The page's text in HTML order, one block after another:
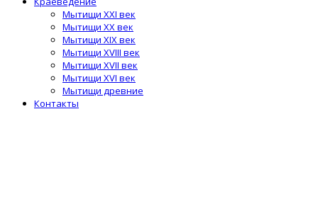
Мытищи XXI век
Мытищи XX век
Мытищи XIX век
Мытищи XVIII век
Мытищи XVII век
Мытищи XVI век
Мытищи древние
Контакты